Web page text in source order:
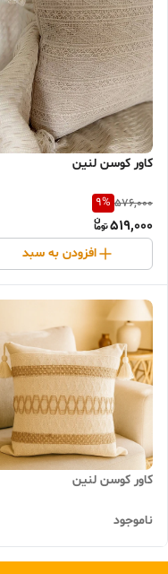
کاور کوسن لنین
576,000
9%
519,000
افزودن به سبد
کاور کوسن لنین
ناموجود